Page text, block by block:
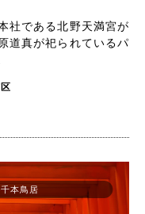
社である北野天満宮が
道真が祀られているパ
本鳥居